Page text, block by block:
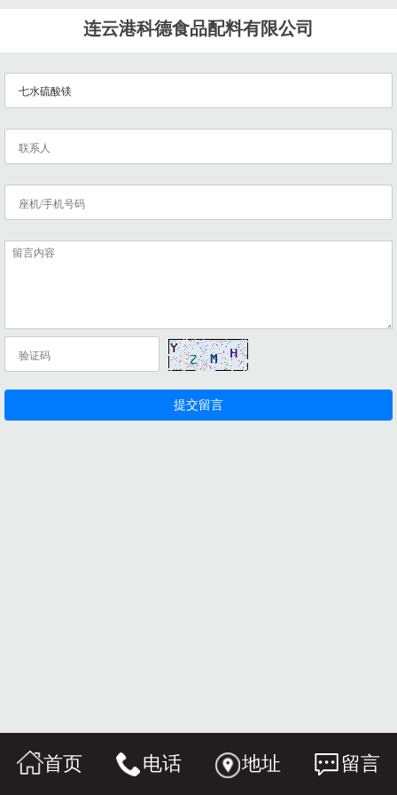
连云港科德食品配料有限公司
首页 电话 地址 留言